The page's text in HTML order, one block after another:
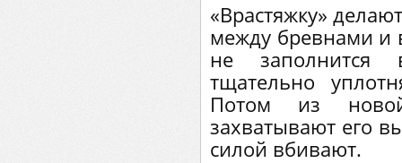
«Врастяжку»
между бревнами и
не
тщательно
Потом из
захватывают его
силой вбивают.